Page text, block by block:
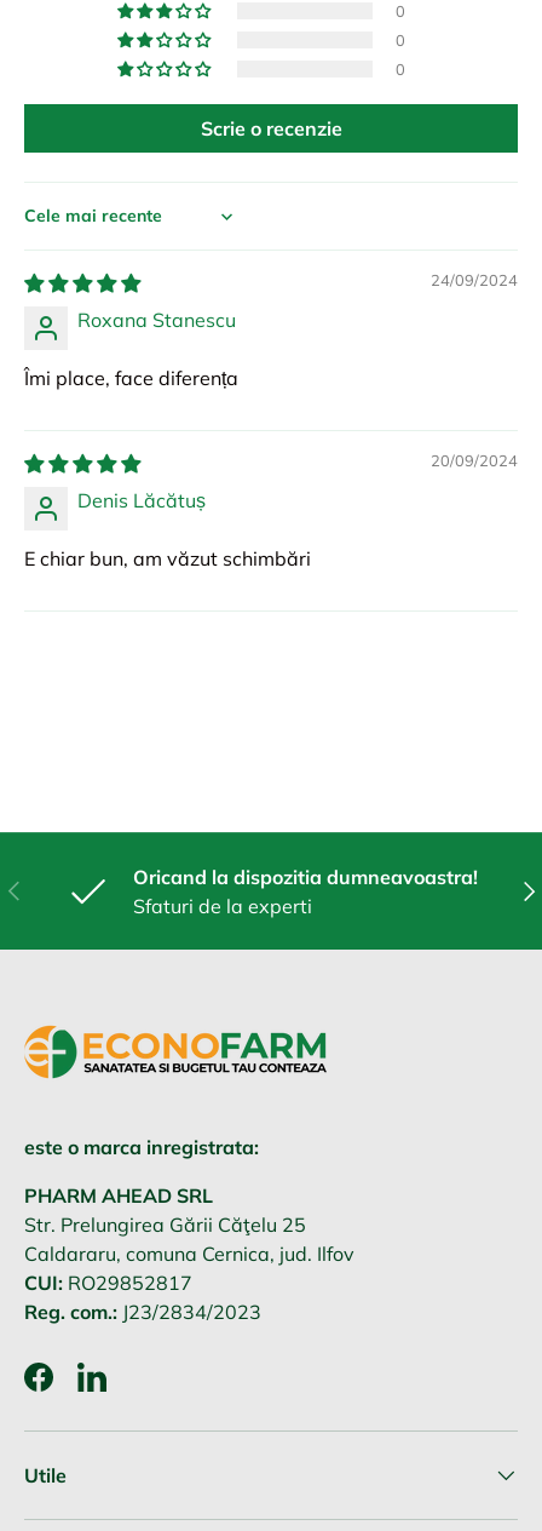
0
0
0
Scrie o recenzie
Sort by
24/09/2024
Roxana Stanescu
Îmi place, face diferența
20/09/2024
Denis Lăcătuș
E chiar bun, am văzut schimbări
Anterior
Oricand la dispozitia dumneavoastra!
Sfaturi de la experti
este o marca inregistrata:
PHARM AHEAD SRL
Str. Prelungirea Gării Căţelu 25
Caldararu, comuna Cernica, jud. Ilfov
CUI: RO29852817
Reg. com.: J23/2834/2023
FacebookLinkedIn
Utile